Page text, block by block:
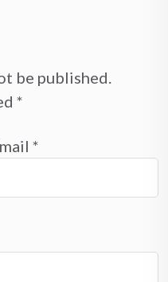
be published.
*
*